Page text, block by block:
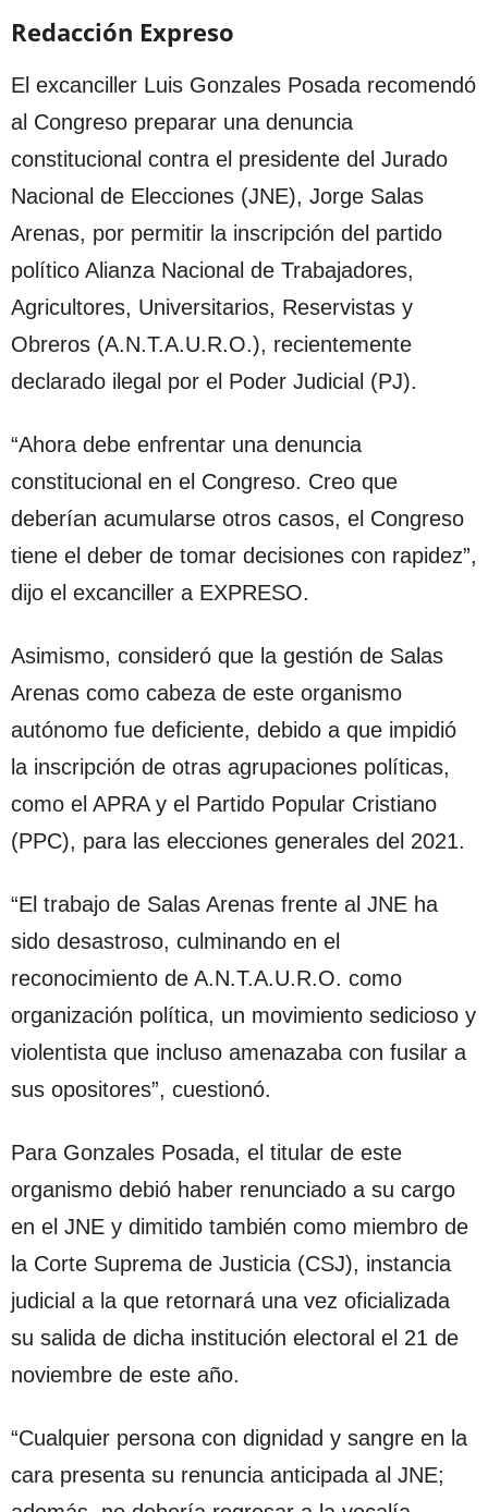
Redacción Expreso
El excanciller Luis Gonzales Posada recomendó
al Congreso preparar una denuncia
constitucional contra el presidente del Jurado
Nacional de Elecciones (JNE), Jorge Salas
Arenas, por permitir la inscripción del partido
político Alianza Nacional de Trabajadores,
Agricultores, Universitarios, Reservistas y
Obreros (A.N.T.A.U.R.O.), recientemente
declarado ilegal por el Poder Judicial (PJ).
“Ahora debe enfrentar una denuncia
constitucional en el Congreso. Creo que
deberían acumularse otros casos, el Congreso
tiene el deber de tomar decisiones con rapidez”,
dijo el excanciller a EXPRESO.
Asimismo, consideró que la gestión de Salas
Arenas como cabeza de este organismo
autónomo fue deficiente, debido a que impidió
la inscripción de otras agrupaciones políticas,
como el APRA y el Partido Popular Cristiano
(PPC), para las elecciones generales del 2021.
“El trabajo de Salas Arenas frente al JNE ha
sido desastroso, culminando en el
reconocimiento de A.N.T.A.U.R.O. como
organización política, un movimiento sedicioso y
violentista que incluso amenazaba con fusilar a
sus opositores”, cuestionó.
Para Gonzales Posada, el titular de este
organismo debió haber renunciado a su cargo
en el JNE y dimitido también como miembro de
la Corte Suprema de Justicia (CSJ), instancia
judicial a la que retornará una vez oficializada
su salida de dicha institución electoral el 21 de
noviembre de este año.
“Cualquier persona con dignidad y sangre en la
cara presenta su renuncia anticipada al JNE;